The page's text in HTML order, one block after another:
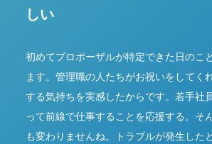
しい
初めてプロポーザルが特定できた日のこ
ます。管理職の人たちがお祝いをしてく
する気持ちを実感したからです。若手社
って前線で仕事することを応援する。そ
も変わりませんね。トラブルが発生した